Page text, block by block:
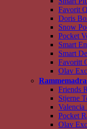
Favorit
Doris
Snow
Pocket
Smart
Smart
Favoritt
Olav
Friends
Stjerne
Valencia
Pocket
Olav